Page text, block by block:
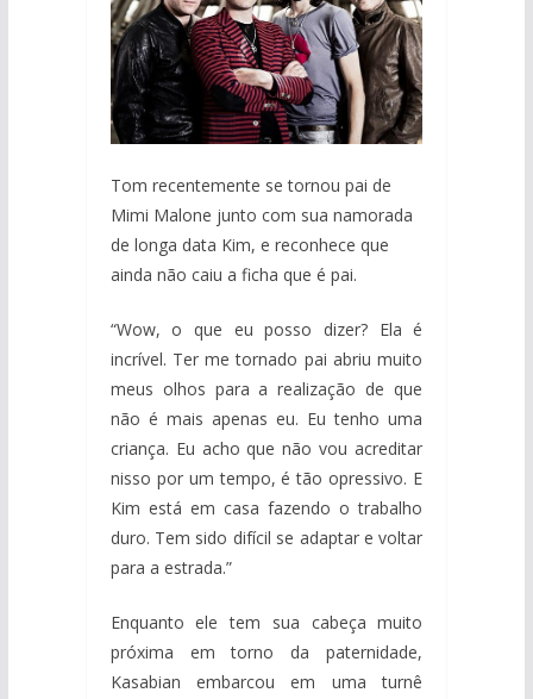
Tom recentemente se tornou pai de
Mimi Malone junto com sua namorada
de longa data Kim, e reconhece que
ainda não caiu a ficha que é pai.
“Wow, o que eu posso dizer? Ela é
incrível. Ter me tornado pai abriu muito
meus olhos para a realização de que
não é mais apenas eu. Eu tenho uma
criança. Eu acho que não vou acreditar
nisso por um tempo, é tão opressivo. E
Kim está em casa fazendo o trabalho
duro. Tem sido difícil se adaptar e voltar
para a estrada.”
Enquanto ele tem sua cabeça muito
próxima em torno da paternidade,
Kasabian embarcou em uma turnê